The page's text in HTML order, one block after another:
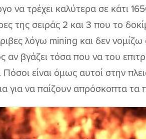
να τρέχει καλύτερα σε κάτι
της σειράς 2 και 3 που το
λόγω mining και δεν νομίζω
αν βγάζει τόσα που να του
Πόσοι είναι όμως αυτοί στην
για να παίζουν απρόσκοπτα τα